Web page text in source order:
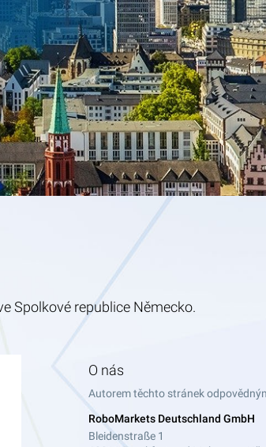
Spolkové republice Německo.
O nás
Autorem těchto stránek
RoboMarkets Deutschland GmbH
Bleidenstraße 1